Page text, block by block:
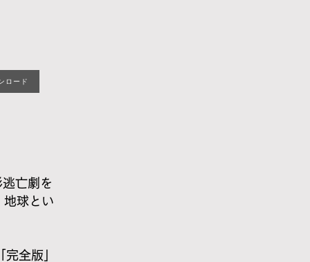
ロード
亡劇を
地球とい
全版」